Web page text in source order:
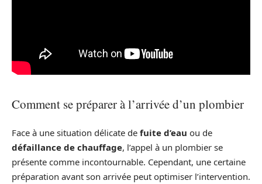
Comment se préparer à l’arrivée d’un plombier
Face à une situation délicate de fuite d’eau ou de
défaillance de chauffage, l’appel à un plombier se
présente comme incontournable. Cependant, une certaine
préparation avant son arrivée peut optimiser l’intervention.